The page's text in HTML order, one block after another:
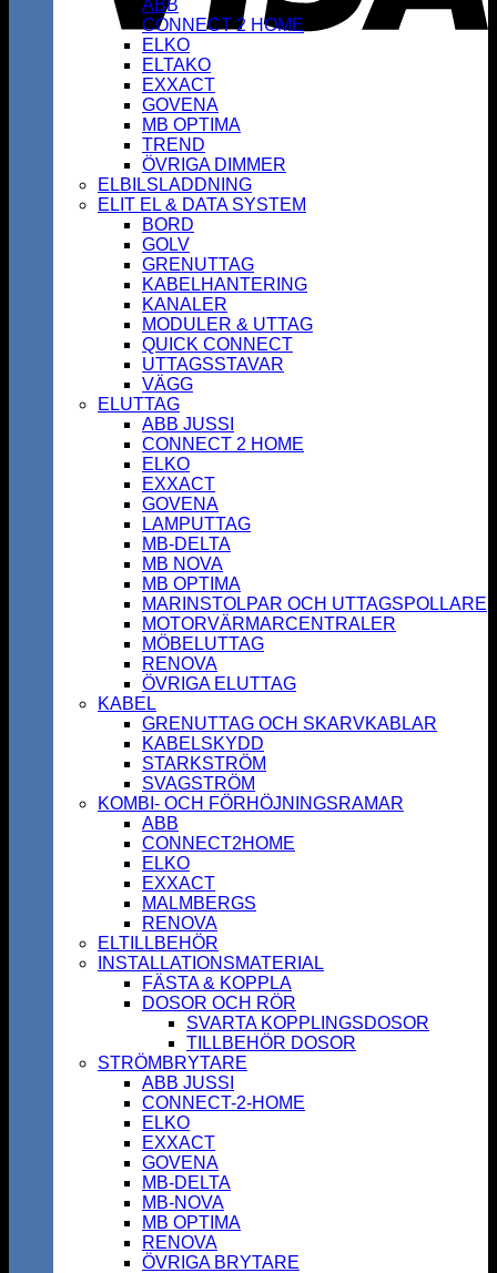
ABB
CONNECT 2 HOME
ELKO
ELTAKO
EXXACT
GOVENA
MB OPTIMA
TREND
ÖVRIGA DIMMER
ELBILSLADDNING
ELIT EL & DATA SYSTEM
BORD
GOLV
GRENUTTAG
KABELHANTERING
KANALER
MODULER & UTTAG
QUICK CONNECT
UTTAGSSTAVAR
VÄGG
ELUTTAG
ABB JUSSI
CONNECT 2 HOME
ELKO
EXXACT
GOVENA
LAMPUTTAG
MB-DELTA
MB NOVA
MB OPTIMA
MARINSTOLPAR OCH UTTAGSPOLLARE
MOTORVÄRMARCENTRALER
MÖBELUTTAG
RENOVA
ÖVRIGA ELUTTAG
KABEL
GRENUTTAG OCH SKARVKABLAR
KABELSKYDD
STARKSTRÖM
SVAGSTRÖM
KOMBI- OCH FÖRHÖJNINGSRAMAR
ABB
CONNECT2HOME
ELKO
EXXACT
MALMBERGS
RENOVA
ELTILLBEHÖR
INSTALLATIONSMATERIAL
FÄSTA & KOPPLA
DOSOR OCH RÖR
SVARTA KOPPLINGSDOSOR
TILLBEHÖR DOSOR
STRÖMBRYTARE
ABB JUSSI
CONNECT-2-HOME
ELKO
EXXACT
GOVENA
MB-DELTA
MB-NOVA
MB OPTIMA
RENOVA
ÖVRIGA BRYTARE